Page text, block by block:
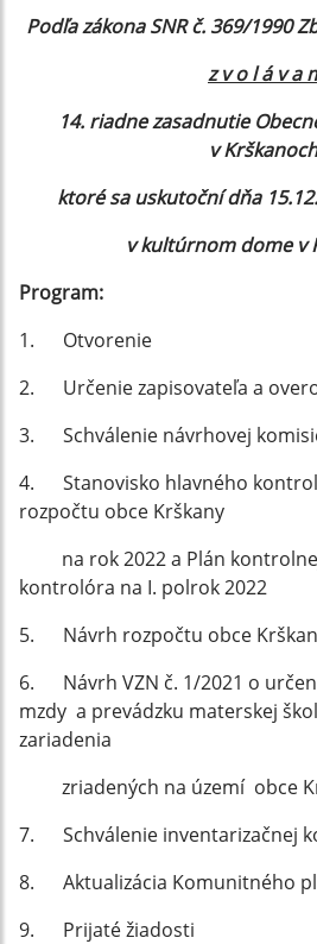
Podľa zákona SNR č. 369/1990
z v o l á v a
14. riadne zasadnutie
v
ktoré sa uskutoční dňa
v kultúrnom dome v
Program:
1. Otvorenie
2. Určenie zapisovateľa a
3. Schválenie návrhovej
4. Stanovisko hlavného
rozpočtu obce Krškany
na rok 2022 a Plán
kontrolóra na I. polrok 2022
5. Návrh rozpočtu obce
6. Návrh VZN č. 1/2021 o
mzdy a prevádzku materskej
zariadenia
zriadených na území obce
7. Schválenie inventarizačnej
8. Aktualizácia Komunitného
9. Prijaté žiadosti